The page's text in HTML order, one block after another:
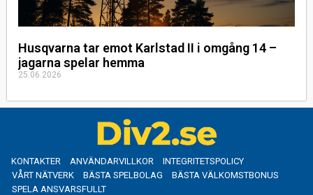
Husqvarna tar emot Karlstad II i omgång 14 –
jagarna spelar hemma
25.06.2026
KONTAKTER ANVÄNDARVILLKOR
INTEGRITETSPOLICY
VÅRT NÄTVERK
BÄSTA SPELBOLAG
BÄSTA VÄLKOMSTBONUS
SPELA ANSVARSFULLT